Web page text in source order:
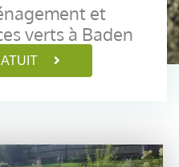
et
verts à Baden